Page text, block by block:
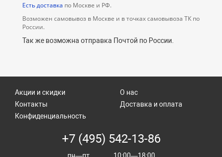
Есть доставка по Москве и РФ.
Возможен самовывоз в Москве и в точках самовывоза ТК по
России.
Так же возможна отправка Почтой по России.
Акции и скидки
Контакты
О нас
Доставка и оплата
Конфиденциальность
+7 (495) 542-13-86
пн—пт............10:00—18:00